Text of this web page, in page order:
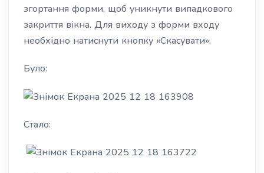
згортання форми, щоб уникнути випадкового
закриття вікна. Для виходу з форми входу
необхідно натиснути кнопку «Скасувати».
Було:
Стало: